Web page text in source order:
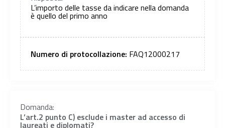
L’importo delle tasse da indicare nella domanda
è quello del primo anno
Numero di protocollazione: FAQ12000217
Domanda:
L’art.2 punto C) esclude i master ad accesso di
laureati e diplomati?